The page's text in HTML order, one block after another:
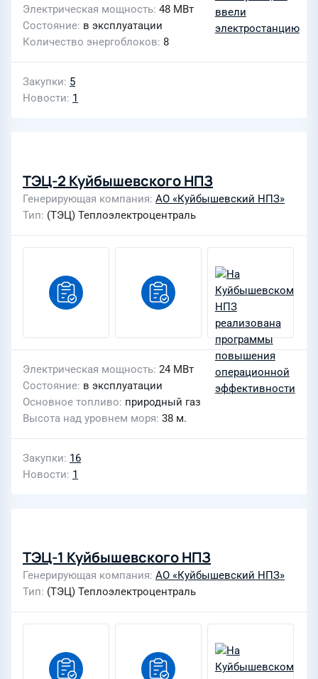
Электрическая мощность 48 МВт
Состояние в эксплуатации
Количество энергоблоков 8
Закупки 5
Новости 1
ТЭЦ-2 Куйбышевского НПЗ
Генерирующая компания АО «Куйбышевский НПЗ»
Тип (ТЭЦ) Теплоэлектроцентраль
Электрическая мощность 24 МВт
Состояние в эксплуатации
Основное топливо природный газ
Высота над уровнем моря 38 м.
Закупки 16
Новости 1
ТЭЦ-1 Куйбышевского НПЗ
Генерирующая компания АО «Куйбышевский НПЗ»
Тип (ТЭЦ) Теплоэлектроцентраль